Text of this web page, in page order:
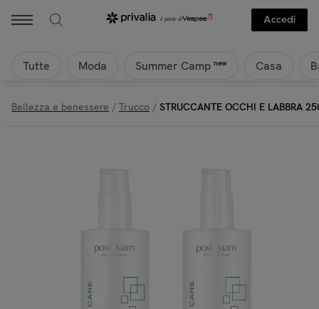
Accedi
Tutte Moda Summer Camp new Casa
Bellezza e benessere / Trucco / STRUCCANTE OCCHI E LABBRA